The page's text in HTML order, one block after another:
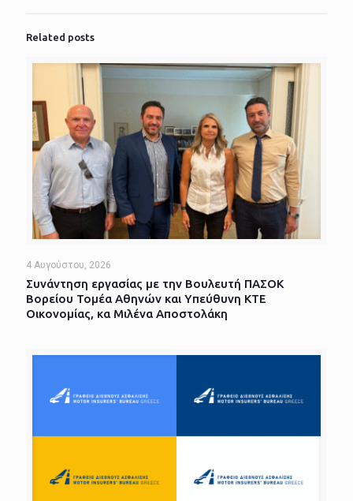
Related posts
4 Αυγούστου, 2026
Συνάντηση εργασίας με την Βουλευτή ΠΑΣΟΚ
Βορείου Τομέα Αθηνών και Υπεύθυνη ΚΤΕ
Οικονομίας, κα Μιλένα Αποστολάκη